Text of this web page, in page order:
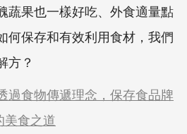
蔬果也一樣好吃、外食適量點
保存和有效利用食材，我們
方？
過食物傳遞理念，保存食品牌
美食之道